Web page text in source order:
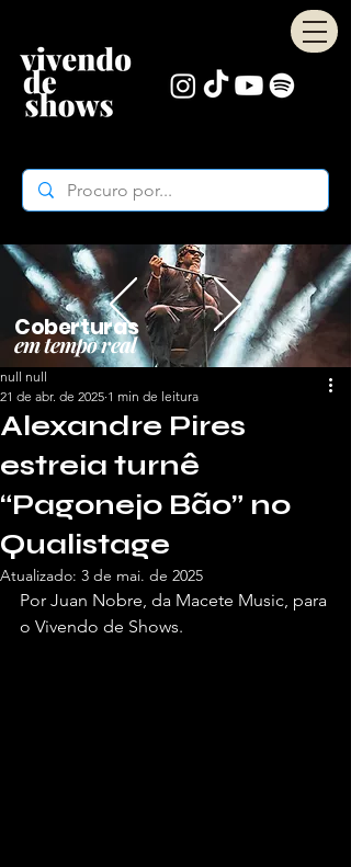
Coberturas
em tempo real
Alexandre Pires
estreia turnê
“Pagonejo Bão” no
Qualistage
null null
21 de abr. de 2025 1 min de leitura
Atualizado: 3 de mai. de 2025
Por Juan Nobre, da Macete Music, para
o Vivendo de Shows.